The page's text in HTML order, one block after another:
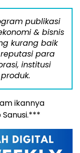
publikasi
& bisnis
kurang baik
para
institusi
ikannya